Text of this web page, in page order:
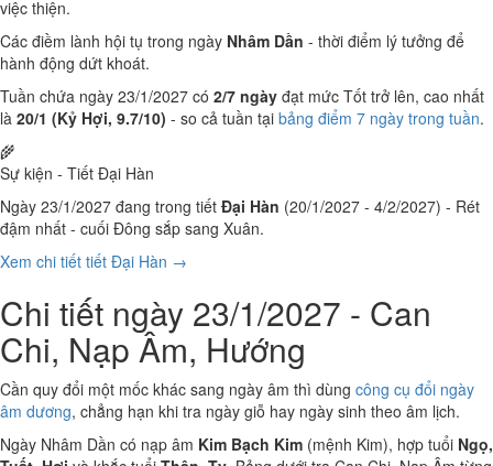
việc thiện.
Các điềm lành hội tụ trong ngày Nhâm Dần - thời điểm lý tưởng để
hành động dứt khoát.
Tuần chứa ngày 23/1/2027 có 2/7 ngày đạt mức Tốt trở lên, cao nhất
là 20/1 (Kỷ Hợi, 9.7/10) - so cả tuần tại bảng điểm 7 ngày trong tuần.
🌾
Sự kiện - Tiết Đại Hàn
Ngày 23/1/2027 đang trong tiết Đại Hàn (20/1/2027 - 4/2/2027) - Rét
đậm nhất - cuối Đông sắp sang Xuân.
Xem chi tiết tiết Đại Hàn →
Chi tiết ngày 23/1/2027 - Can
Chi, Nạp Âm, Hướng
Cần quy đổi một mốc khác sang ngày âm thì dùng công cụ đổi ngày
âm dương, chẳng hạn khi tra ngày giỗ hay ngày sinh theo âm lịch.
Ngày Nhâm Dần có nạp âm Kim Bạch Kim (mệnh Kim), hợp tuổi Ngọ,